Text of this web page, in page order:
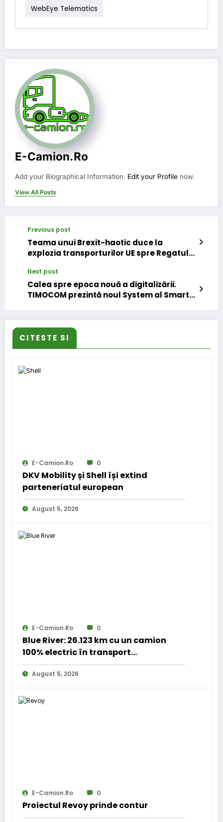
WebEye Telematics
E-Camion.ro
Add your Biographical Information. Edit your Profile now.
View All Posts
Previous post
Teama unui Brexit-haotic duce la
explozia transporturilor UE spre Regatul
Next post
Calea spre epoca nouă a digitalizării.
TIMOCOM prezintă noul System al Smart
CITESTE SI
E-Camion.ro 0
DKV Mobility și Shell își extind
parteneriatul european
August 5, 2026
E-Camion.ro 0
Blue River: 26.123 km cu un camion
100% electric în transport
internațional
August 5, 2026
E-Camion.ro 0
Proiectul Revoy prinde contur